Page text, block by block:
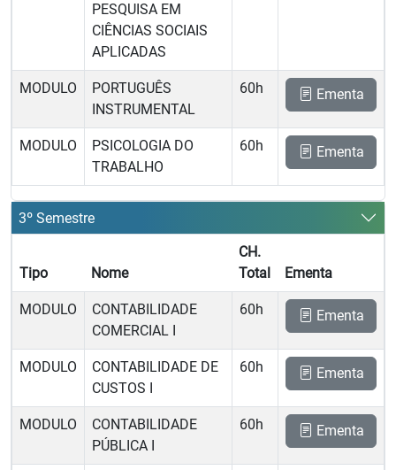
PESQUISA EM
CIÊNCIAS SOCIAIS
APLICADAS
MODULO
PORTUGUÊS
INSTRUMENTAL
60h Ementa
MODULO
PSICOLOGIA DO
TRABALHO
60h Ementa
3º Semestre
Tipo Nome
CH.
Total
Ementa
MODULO
CONTABILIDADE
COMERCIAL I
60h Ementa
MODULO
CONTABILIDADE DE
CUSTOS I
60h Ementa
MODULO
CONTABILIDADE
PÚBLICA I
60h Ementa